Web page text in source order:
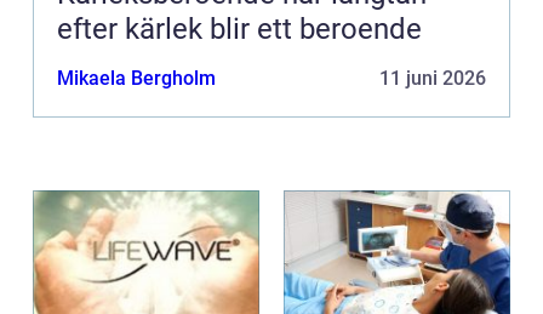
efter kärlek blir ett beroende
Mikaela Bergholm 11 juni 2026